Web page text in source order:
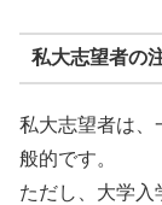
私大志望者の
私大志望者は、
般的です。
ただし、大学入